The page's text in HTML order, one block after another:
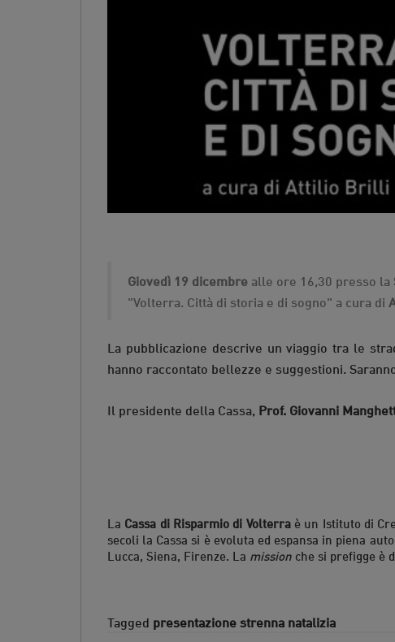
Giovedì 19 dicembre alle ore 16,30 presso la
"Volterra. Città di storia e di sogno" a cura di
La pubblicazione descrive un viaggio tra le
hanno raccontato bellezze e suggestioni.
Il presidente della Cassa, Prof. Giovanni
La Cassa di Risparmio di Volterraè un Istituto di
secoli la Cassa si è evoluta ed espansa in piena
Lucca, Siena, Firenze. La mission che si prefigge è
Tagged presentazione strenna natalizia